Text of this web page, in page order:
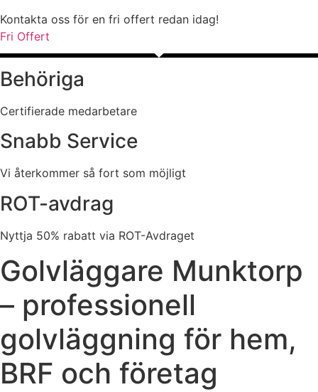
Kontakta oss för en fri offert redan idag!
Fri Offert
Behöriga
Certifierade medarbetare
Snabb Service
Vi återkommer så fort som möjligt
ROT-avdrag
Nyttja 50% rabatt via ROT-Avdraget
Golvläggare Munktorp
– professionell
golvläggning för hem,
BRF och företag